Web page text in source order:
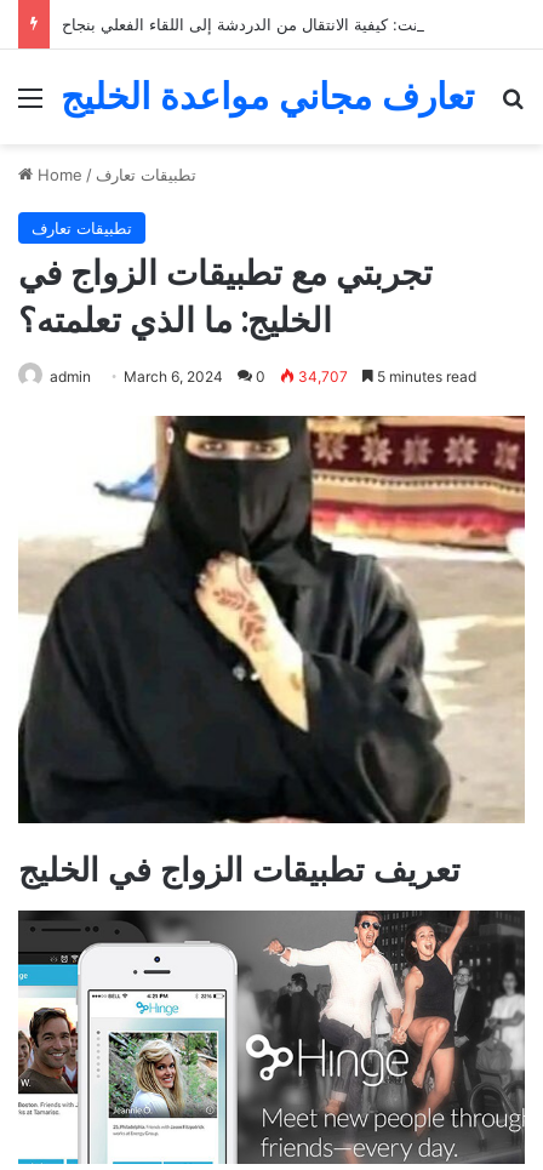
Menu
تعارف مجاني مواعدة الخليج
Home / تطبيقات تعارف
تطبيقات تعارف
تجربتي مع تطبيقات الزواج في
الخليج: ما الذي تعلمته؟
admin March 6, 2024 0 34,707 5 minutes read
تعريف تطبيقات الزواج في الخليج